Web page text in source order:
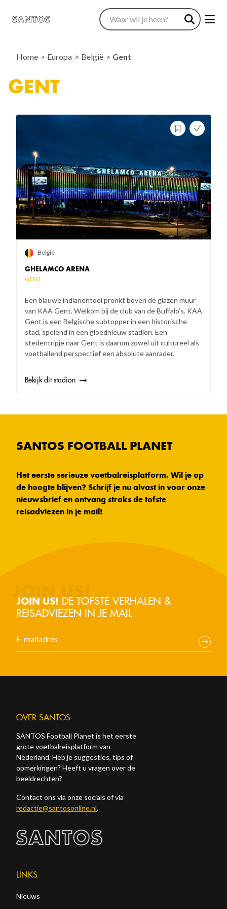
Home Europa België Gent
GENT
GHELAMCO ARENA
GENT
Een blauwe indianentooi pronkt boven de glazen muur
van KAA Gent. Welkom bij de club van de Buffalo’s. KAA
Gent is een Belgische subtopper in een historische
stad, spelend in een gloednieuw stadion. Een
stedentripje naar Gent is daarom zowel uit cultureel als
voetballend perspectief een absolute aanrader.
België
Bekijk dit stadion
SANTOS FOOTBALL PLANET
Het eerste serieuze voetbalreisplatform. Wil je op
de hoogte blijven? Schrijf je nu alvast in voor onze
nieuwsbrief en ontvang straks de tofste
reisadviezen in je mail!
JOIN US! DE TOFSTE VERHALEN &
REISADVIEZEN IN JE MAIL
OVER SANTOS
SANTOS Football Planet is het eerste
grote voetbalreisplatform van
Nederland. Heb je suggesties, tips of
opmerkingen? Heeft u vragen over de
beeldrechten?
Contact ons via onze socials of via
redactie@santosonline.nl.
LINKS
Nieuws